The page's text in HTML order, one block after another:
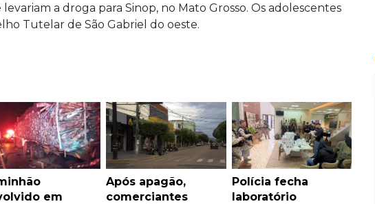
a droga para Sinop, no Mato Grosso. Os adolescentes
Tutelar de São Gabriel do oeste.
em
Após apagão,
comerciantes
Polícia fecha
laboratório